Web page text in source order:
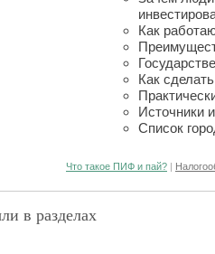
Как
Как
Источники
Список
Что такое ПИФ и пай? |
в разделах